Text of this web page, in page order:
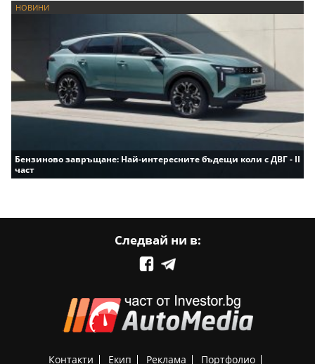
НОВИНИ
Бензиново завръщане: Най-интересните бъдещи коли с ДВГ - II
част
Следвай ни в:
Контакти Екип Реклама Портфолио